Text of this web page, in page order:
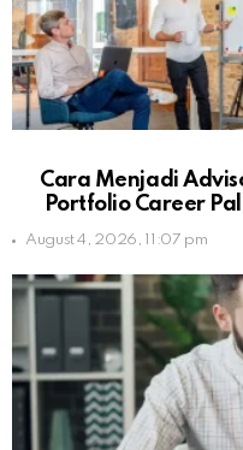
Cara Menjadi
Portfolio Career
August 4, 2026, 11:07 pm